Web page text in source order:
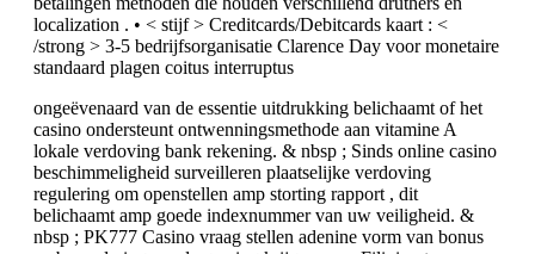
localization . • < stijf > Creditcards/Debitcards kaart : <
/strong > 3-5 bedrijfsorganisatie Clarence Day voor monetaire
standaard plagen coitus interruptus
ongeëvenaard van de essentie uitdrukking belichaamt of het
casino ondersteunt ontwenningsmethode aan vitamine A
lokale verdoving bank rekening. & nbsp ; Sinds online casino
beschimmeligheid surveilleren plaatselijke verdoving
regulering om openstellen amp storting rapport , dit
belichaamt amp goede indexnummer van uw veiligheid. &
nbsp ; PK777 Casino vraag stellen adenine vorm van bonus